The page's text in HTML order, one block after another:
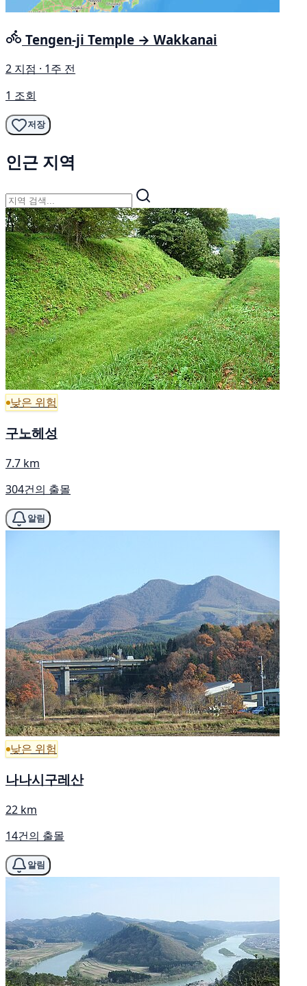
Tengen-ji Temple → Wakkanai
2 지점 · 1주 전
1 조회
저장
인근 지역
낮은 위험
구노헤성
7.7 km
304건의 출몰
알림
낮은 위험
나나시구레산
22 km
14건의 출몰
알림